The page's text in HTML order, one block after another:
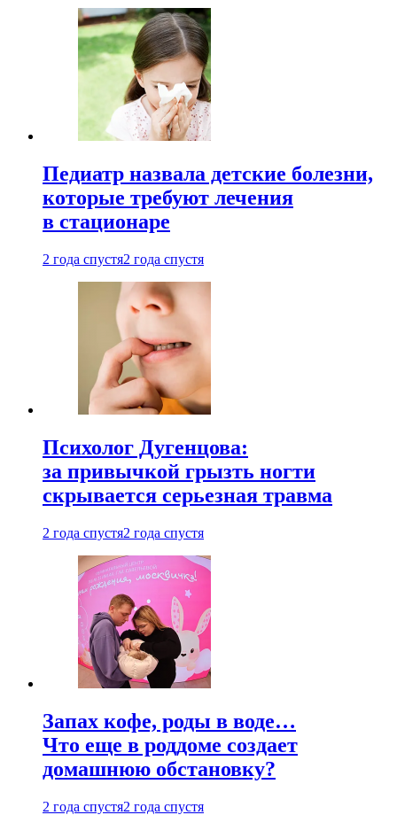
Педиатр назвала детские болезни,
которые требуют лечения
в стационаре
2 года спустя2 года спустя
Психолог Дугенцова:
за привычкой грызть ногти
скрывается серьезная травма
2 года спустя2 года спустя
Запах кофе, роды в воде…
Что еще в роддоме создает
домашнюю обстановку?
2 года спустя2 года спустя